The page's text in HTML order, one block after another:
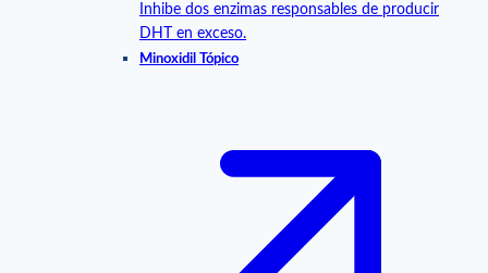
Inhibe dos enzimas responsables de producir
DHT en exceso.
Minoxidil Tópico